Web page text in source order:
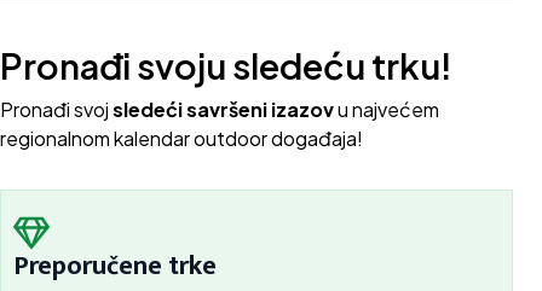
Pronađi svoju sledeću trku!
Pronađi svojsledeći savršeni izazovu najvećem
regionalnom kalendar outdoor događaja!
Preporučene trke